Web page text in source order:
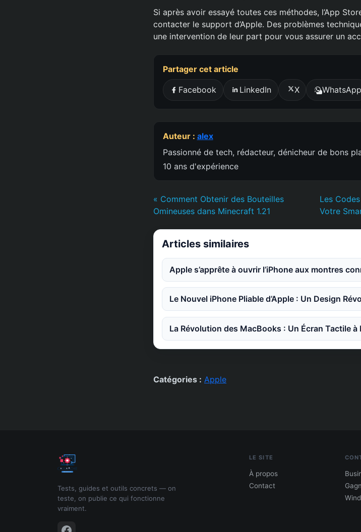
Si après avoir essayé toutes ces méthodes, l’App
contacter le support d’Apple. Des problèmes
une intervention de leur part pour vous assurer un
Partager cet article
Facebook LinkedIn X WhatsApp
Auteur : alex
Passionné de tech, rédacteur, dénicheur de bons
10 ans d'expérience
« Comment Obtenir des Bouteilles
Omineuses dans Minecraft 1.21
Les
Votre
Articles similaires
Apple s’apprête à ouvrir l’iPhone aux montres
Le Nouvel iPhone Pliable d’Apple : Un Design
La Révolution des MacBooks : Un Écran Tactile à
Catégories : Apple
Tests, guides et outils concrets — on
teste, on publie ce qui fonctionne
vraiment.
LE SITE
À propos
Contact